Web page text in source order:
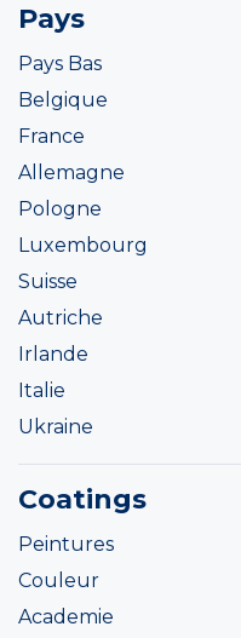
Pays
Pays Bas
Belgique
France
Allemagne
Pologne
Luxembourg
Suisse
Autriche
Irlande
Italie
Ukraine
Coatings
Peintures
Couleur
Academie